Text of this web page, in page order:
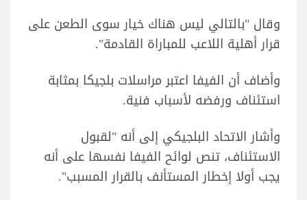
وقال "بالتالي ليس هناك خيار سوى الطعن على
قرار أهلية اللاعب للمباراة القادمة".
وأضاف أن ​الفيفا اعتبر مراسلات بلجيكا بمثابة
استئناف ورفضه لأسباب فنية.
وأشار الاتحاد ​البلجيكي إلى أنه "لقبول
الاستئناف، تنص لوائح الفيفا نفسها على أنه
يجب أولا إخطار ‌المستأنف ⁠بالقرار المسبب".